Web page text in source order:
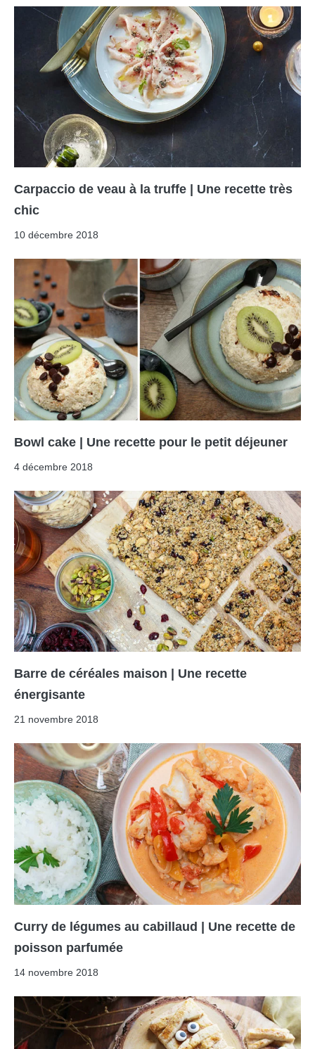
Carpaccio de veau à la truffe | Une recette très
chic
10 décembre 2018
Bowl cake | Une recette pour le petit déjeuner
4 décembre 2018
Barre de céréales maison | Une recette
énergisante
21 novembre 2018
Curry de légumes au cabillaud | Une recette de
poisson parfumée
14 novembre 2018